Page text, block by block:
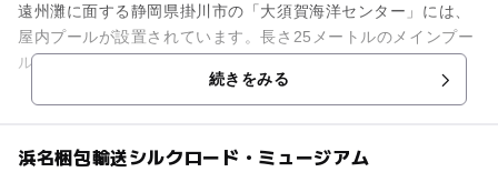
遠州灘に面する静岡県掛川市の「大須賀海洋センター」には、
屋内プールが設置されています。長さ25メートルのメインプー
ルと、子ども専用の小さなプールを備えています。毎年7月中
旬から8月下旬の夏季のシ...続きをみる
浜名梱包輸送シルクロード・ミュージアム